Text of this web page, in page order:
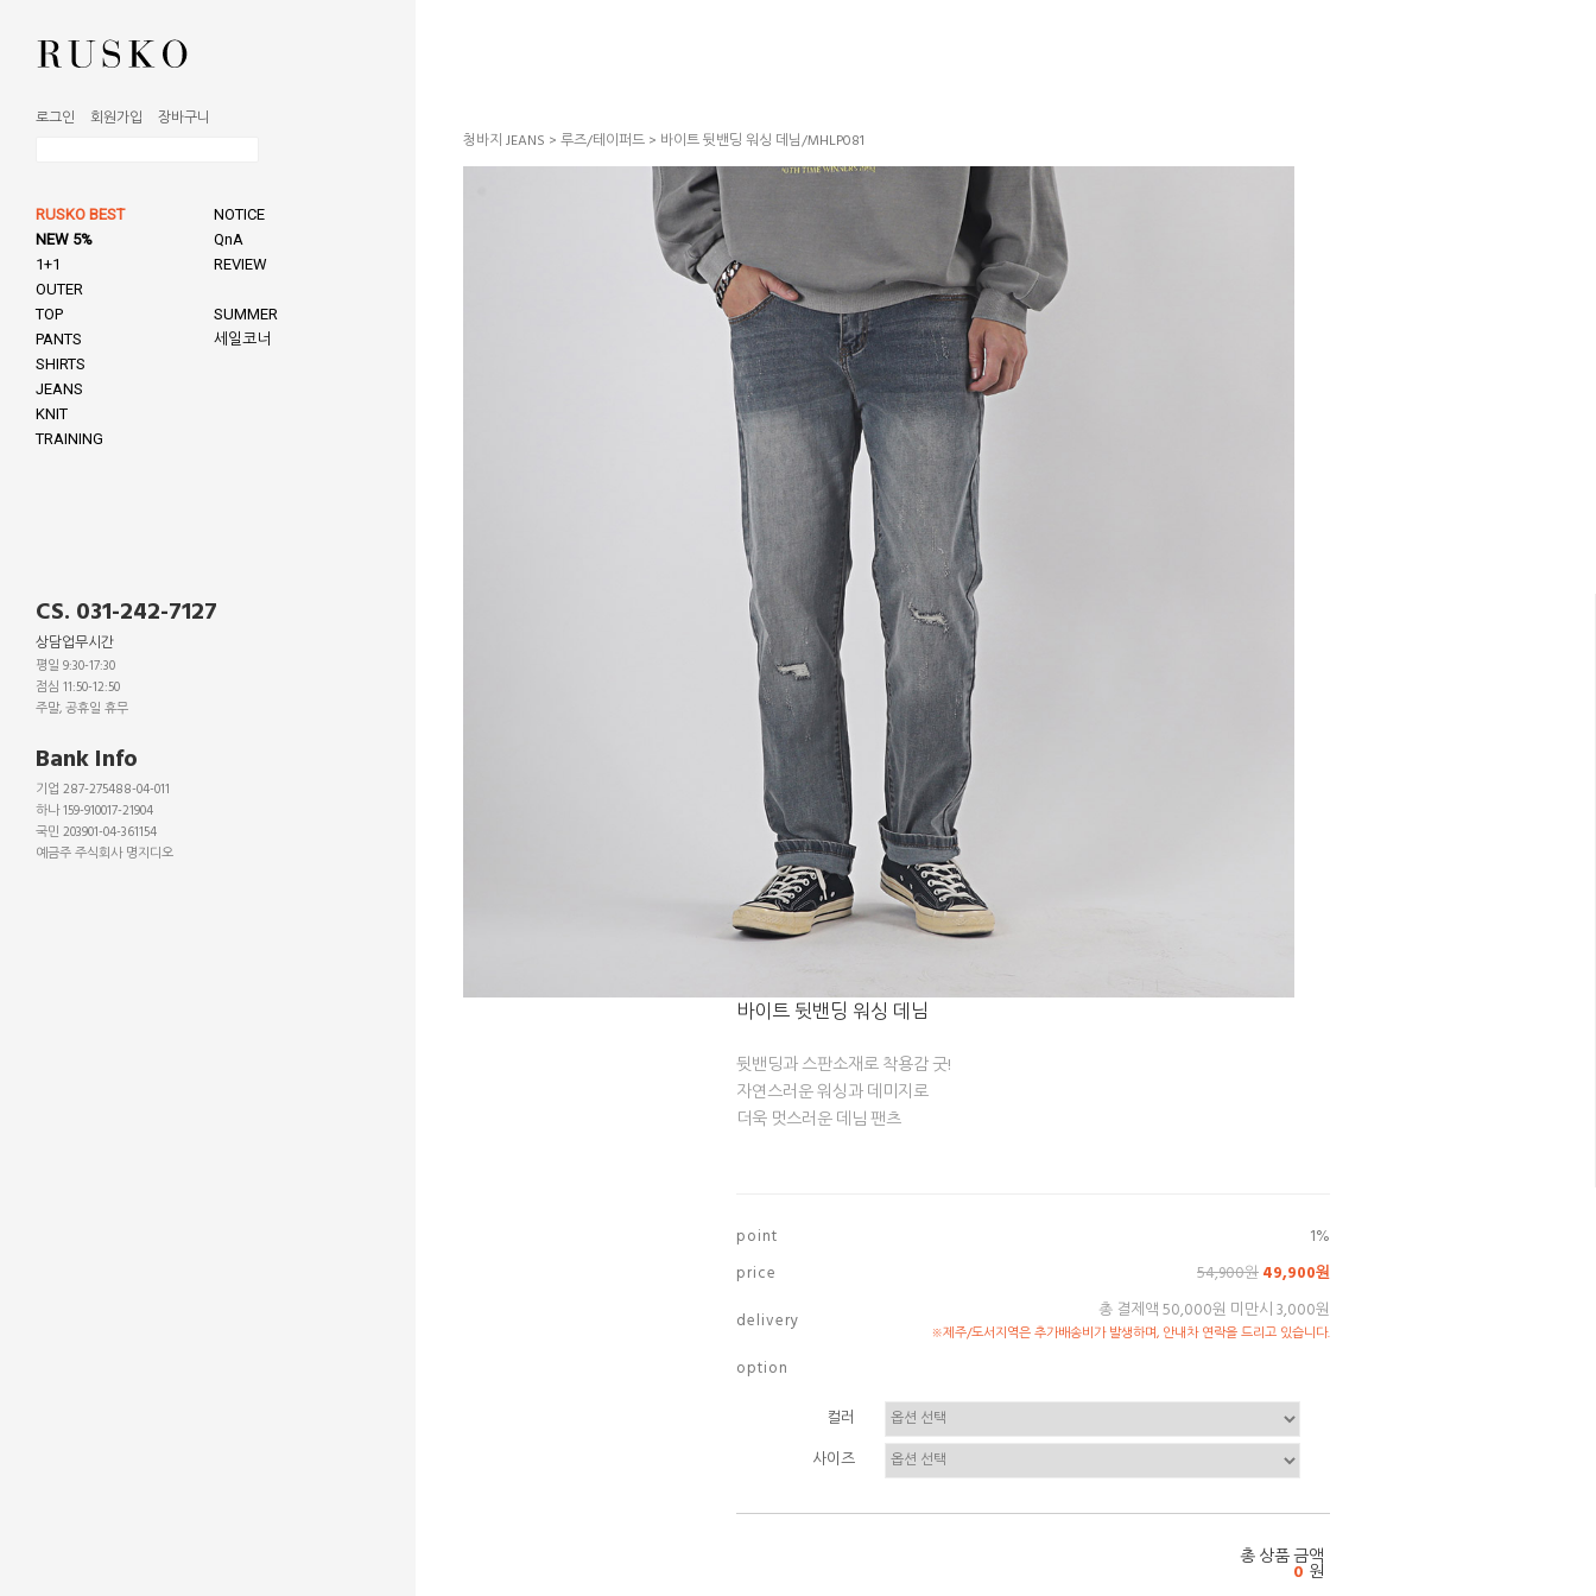
로그인 회원가입 장바구니
RUSKO BEST
NEW 5%
1+1
OUTER
TOP
PANTS
SHIRTS
JEANS
KNIT
TRAINING
NOTICE
QnA
REVIEW
SUMMER
세일코너
CS. 031-242-7127
상담업무시간
평일 9:30-17:30
점심 11:50-12:50
주말, 공휴일 휴무
Bank Info
기업 287-275488-04-011
하나 159-910017-21904
국민 203901-04-361154
예금주 주식회사 명지디오
청바지 JEANS > 루즈/테이퍼드 > 바이트 뒷밴딩 워싱 데님/MHLP081
바이트 뒷밴딩 워싱 데님
뒷밴딩과 스판소재로 착용감 굿!
자연스러운 워싱과 데미지로
더욱 멋스러운 데님 팬츠
p o i n t
1%
p r i c e
54,900원49,900원
d e l i v e r y
총 결제액 50,000원 미만시 3,000원
※제주/도서지역은 추가배송비가 발생하며, 안내차 연락을 드리고 있습니다.
o p t i o n
컬러
사이즈
총 상품 금액
0 원